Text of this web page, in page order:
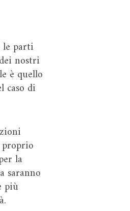
le parti
nostri
è quello
caso di
la
saranno
più